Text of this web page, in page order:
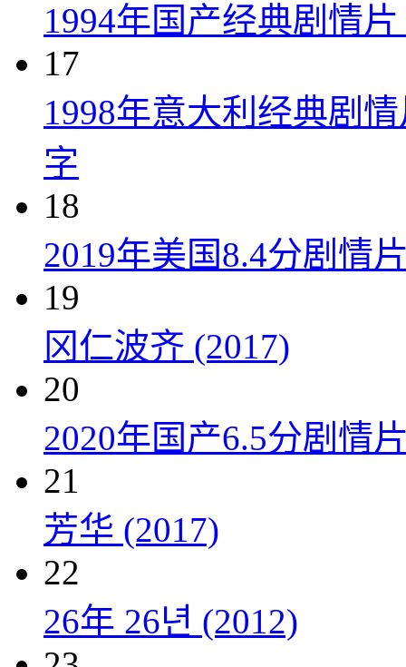
1994年国产经典剧情
17
1998年意大利经典剧
字
18
2019年美国8.4分剧情
19
冈仁波齐 (2017)
20
2020年国产6.5分剧情
21
芳华 (2017)
22
26年 26년 (2012)